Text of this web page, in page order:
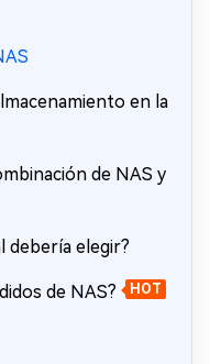
en la
de NAS y
debería elegir?
de NAS? HOT